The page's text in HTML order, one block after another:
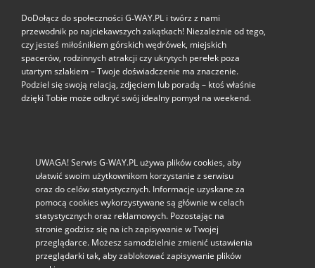
DoDołącz do społeczności G‑WAY.PL i twórz z nami
przewodnik po najciekawszych zakątkach! Niezależnie od tego,
czy jesteś miłośnikiem górskich wędrówek, miejskich
spacerów, rodzinnych atrakcji czy ukrytych perełek poza
utartym szlakiem – Twoje doświadczenie ma znaczenie.
Podziel się swoją relacją, zdjęciem lub poradą – ktoś właśnie
dzięki Tobie może odkryć swój idealny pomysł na weekend.
UWAGA! Serwis G-WAY.PL używa plików cookies, aby
ułatwić swoim użytkownikom korzystanie z serwisu
oraz do celów statystycznych. Informacje uzyskane za
pomocą cookies wykorzystywane są głównie w celach
statystycznych oraz reklamowych. Pozostając na
stronie godzisz się na ich zapisywanie w Twojej
przeglądarce. Możesz samodzielnie zmienić ustawienia
przeglądarki tak, aby zablokować zapisywanie plików